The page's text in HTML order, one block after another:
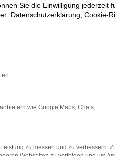
die Seite in
Sie die Einwilligung jederzeit
Datenschutzerklärung Cookie-
wie Google Maps, Chats,
zu messen und zu verbessern.